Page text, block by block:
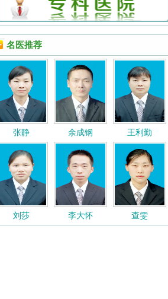
名医推荐
张静 余成钢 王利勤
刘莎 李大怀 查雯